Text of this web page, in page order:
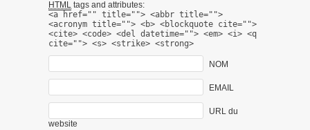
HTML tags and attributes:
<a href="" title=""> <abbr title="">
<acronym title=""> <b> <blockquote cite="">
<cite> <code> <del datetime=""> <em> <i> <q
cite=""> <s> <strike> <strong>
NOM
EMAIL
URL du
website